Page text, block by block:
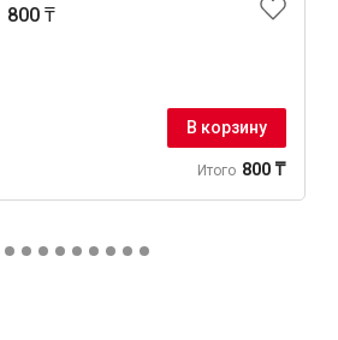
800 ₸
В корзину
Итого 800 ₸